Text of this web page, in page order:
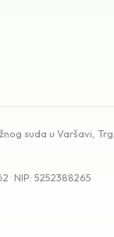
suda u Varšavi,
· NIP: 5252388265